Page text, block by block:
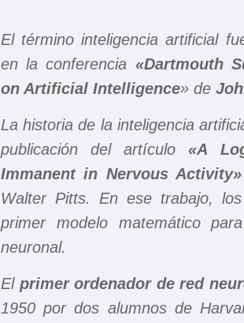
El término inteligencia artificial
en la conferencia «Dartmouth
on Artificial Intelligence» de
La historia de la inteligencia
publicación del artículo«A
Immanent in Nervous Activity»
Walter Pitts. En ese trabajo,
primer modelo matemático
neuronal.
El primer ordenador de red
1950 por dos alumnos de